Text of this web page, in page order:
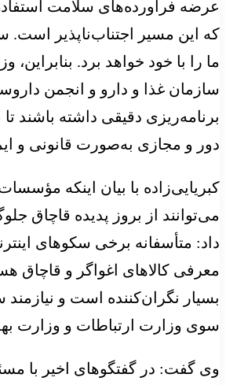
عرضه فرآورده‌های سلامت استفاده
که این مسیر اجتناب‌ناپذیر است.
ما را با خود خواهد برد. بنابراین،
سازمان غذا و دارو و انجمن
برنامه‌ریزی دقیقی داشته باشند تا
دور و مجازی به‌صورت قانونی و
کبریایی‌زاده با بیان اینکه
می‌توانند از بروز پدیده قاچاق
داد: متأسفانه برخی سکوهای
معرفی کالاهای اغواگر و قاچاق
بسیار نگران‌کننده است و
سوی وزارت ارتباطات و وزارت
وی گفت: در گفتگوهای اخیر با